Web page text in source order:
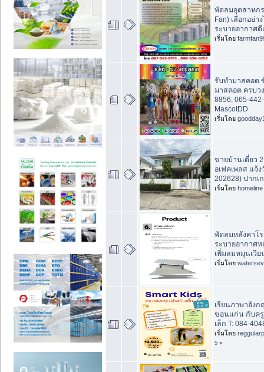
พัดลมอุตสาหก
Fan) เลือกอย่า
ระบายอากาศดี
เริ่มโดย
รับทำมาสคอต
มาสคอต ครบว
8856, 065-
MascotDD
เริ่มโดย
ขายบ้านเดี่ยว
อเฟคเพลส แจ้
202628) ปาก
เริ่มโดย homeline
พัดลมหลังคาโ
ระบายอากาศ
เพิ่มลมหมุนเวีย
เริ่มโดย
เรียนภาษาอังก
ขอนแก่น กับค
เล็ก T: 084-
เริ่มโดย
5 »